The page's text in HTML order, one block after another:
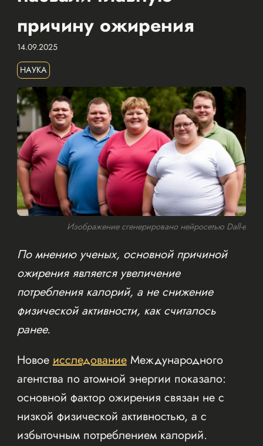
причину ожирения
14.09.2025
НАУКА
Изображение сгенерировано нейросетью Dall-e
По мнению ученых, основной причиной
ожирения является увеличение
потребления калорий, а не снижение
физической активности, как считалось
ранее.
НовоеисследованиеМеждународного
агентства по атомной энергии показало:
основной фактор ожирения связан не с
низкой физической активностью, а с
избыточным потреблением калорий.